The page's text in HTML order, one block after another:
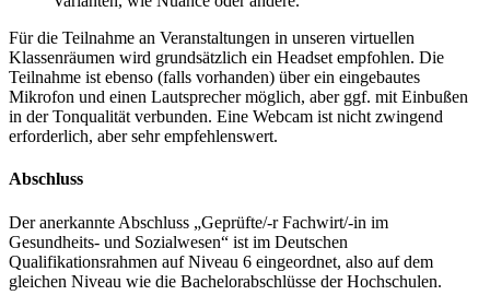
Für die Teilnahme an Veranstaltungen in unseren virtuellen
Klassenräumen wird grundsätzlich ein Headset empfohlen. Die
Teilnahme ist ebenso (falls vorhanden) über ein eingebautes
Mikrofon und einen Lautsprecher möglich, aber ggf. mit Einbußen
in der Tonqualität verbunden. Eine Webcam ist nicht zwingend
erforderlich, aber sehr empfehlenswert.
Abschluss
Der anerkannte Abschluss „Geprüfte/-r Fachwirt/-in im
Gesundheits- und Sozialwesen“ ist im Deutschen
Qualifikationsrahmen auf Niveau 6 eingeordnet, also auf dem
gleichen Niveau wie die Bachelorabschlüsse der Hochschulen.